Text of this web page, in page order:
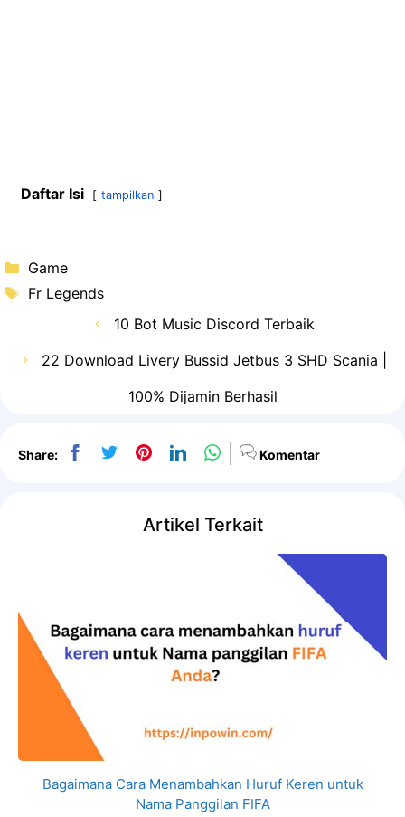
Daftar Isi tampilkan
Kategori
Game
Tag
Fr Legends
10 Bot Music Discord Terbaik
22 Download Livery Bussid Jetbus 3 SHD Scania |
100% Dijamin Berhasil
Share: Komentar
Artikel Terkait
Bagaimana Cara Menambahkan Huruf Keren untuk
Nama Panggilan FIFA